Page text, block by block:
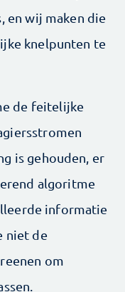
en wij maken die
knelpunten te
de feitelijke
is gehouden, er
algoritme
informatie
niet de
om